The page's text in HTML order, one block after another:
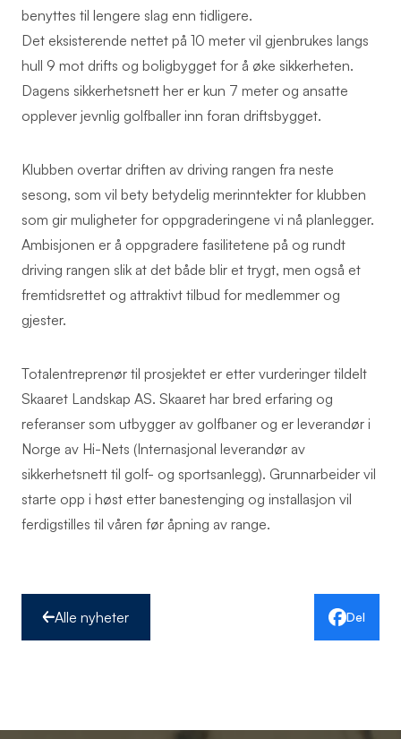
benyttes til lengere slag enn tidligere.
Det eksisterende nettet på 10 meter vil gjenbrukes langs
hull 9 mot drifts og boligbygget for å øke sikkerheten.
Dagens sikkerhetsnett her er kun 7 meter og ansatte
opplever jevnlig golfballer inn foran driftsbygget.
Klubben overtar driften av driving rangen fra neste
sesong, som vil bety betydelig merinntekter for klubben
som gir muligheter for oppgraderingene vi nå planlegger.
Ambisjonen er å oppgradere fasilitetene på og rundt
driving rangen slik at det både blir et trygt, men også et
fremtidsrettet og attraktivt tilbud for medlemmer og
gjester.
Totalentreprenør til prosjektet er etter vurderinger tildelt
Skaaret Landskap AS. Skaaret har bred erfaring og
referanser som utbygger av golfbaner og er leverandør i
Norge av Hi-Nets (Internasjonal leverandør av
sikkerhetsnett til golf- og sportsanlegg). Grunnarbeider vil
starte opp i høst etter banestenging og installasjon vil
ferdigstilles til våren før åpning av range.
Alle nyheter Del